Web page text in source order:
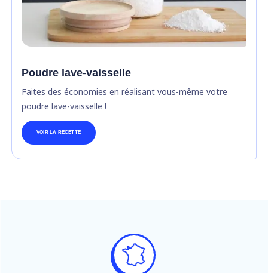
Poudre lave-vaisselle
Faites des économies en réalisant vous-même votre
poudre lave-vaisselle !
VOIR LA RECETTE